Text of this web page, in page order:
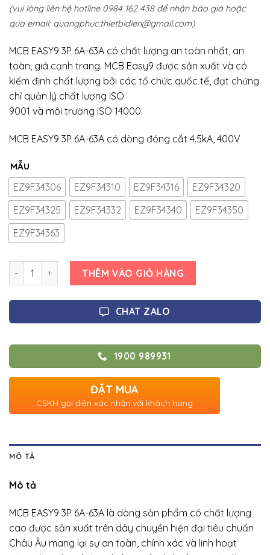
(vui lòng liên hệ hotline 0984 162 438 để nhận báo giá hoặc
qua email: quangphuc.thietbidien@gmail.com)
MCB EASY9 3P 6A-63A có chất lượng an toàn nhất, an
toàn, giá cạnh trang. MCB Easy9 được sản xuất và có
kiểm định chất lượng bởi các tổ chức quốc tế, đạt chứng
chỉ quản lý chất lượng ISO
9001 và môi trường ISO 14000.
MCB EASY9 3P 6A-63A có dòng đóng cắt 4.5kA, 400V
MẪU
EZ9F34306 EZ9F34310 EZ9F34316
EZ9F34320
EZ9F34325
EZ9F34332 EZ9F34340
EZ9F34350
EZ9F34363
THÊM VÀO GIỎ HÀNG
CHAT ZALO
1900 989931
ĐẶT MUA
CSKH gọi điện xác nhận với khách hàng
MÔ TẢ
Mô tả
MCB EASY9 3P 6A-63A là dòng sản phẩm có chất lượng
cao được sản xuất trên dây chuyền hiện đại tiêu chuẩn
Châu Âu mang lại sự an toàn, chính xác và linh hoạt